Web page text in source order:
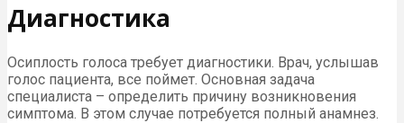
Диагностика
Осиплость голоса требует диагностики. Врач, услышав
голос пациента, все поймет. Основная задача
специалиста – определить причину возникновения
симптома. В этом случае потребуется полный анамнез.